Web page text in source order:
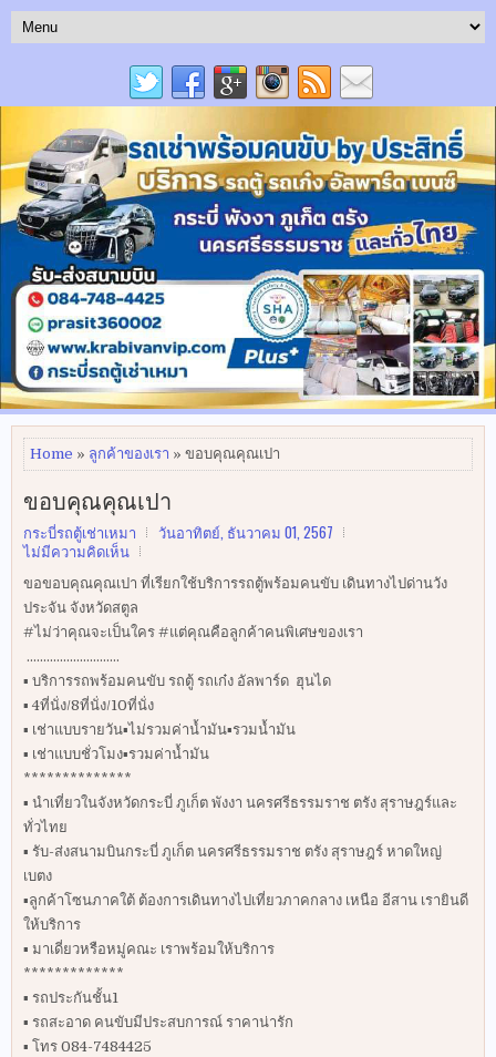
Home » ลูกค้าของเรา » ขอบคุณคุณเปา
ขอบคุณคุณเปา
กระบี่รถตู้เช่าเหมา
วันอาทิตย์, ธันวาคม 01, 2567
ไม่มีความคิดเห็น
ขอขอบคุณคุณเปา ที่เรียกใช้บริการรถตู้พร้อมคนขับ เดินทางไปด่านวัง
ประจัน จังหวัดสตูล
#ไม่ว่าคุณจะเป็นใคร #แต่คุณคือลูกค้าคนพิเศษของเรา
............................
▪️ บริการรถพร้อมคนขับ รถตู้ รถเก๋ง อัลพาร์ด ฮุนได
▪️ 4ที่นั่ง/8ที่นั่ง/10ที่นั่ง
▪️ เช่าแบบรายวัน▪️ไม่รวมค่าน้ำมัน▪️รวมน้ำมัน
▪️ เช่าแบบชั่วโมง▪️รวมค่าน้ำมัน
**************
▪️ นำเที่ยวในจังหวัดกระบี่ ภูเก็ต พังงา นครศรีธรรมราช ตรัง สุราษฎร์และ
ทั่วไทย
▪️ รับ-ส่งสนามบินกระบี่ ภูเก็ต นครศรีธรรมราช ตรัง สุราษฎร์ หาดใหญ่
เบตง
▪️ลูกค้าโซนภาคใต้ ต้องการเดินทางไปเที่ยวภาคกลาง เหนือ อีสาน เรายินดี
ให้บริการ
▪️ มาเดี่ยวหรือหมู่คณะ เราพร้อมให้บริการ
*************
▪️ รถประกันชั้น1
▪️ รถสะอาด คนขับมีประสบการณ์ ราคาน่ารัก
▪️ โทร 084-7484425